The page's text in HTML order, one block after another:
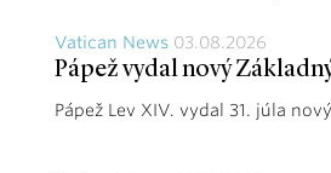
Vatican News 03.08.2026
Pápež vydal nový
Pápež Lev XIV. vydal 31. júla